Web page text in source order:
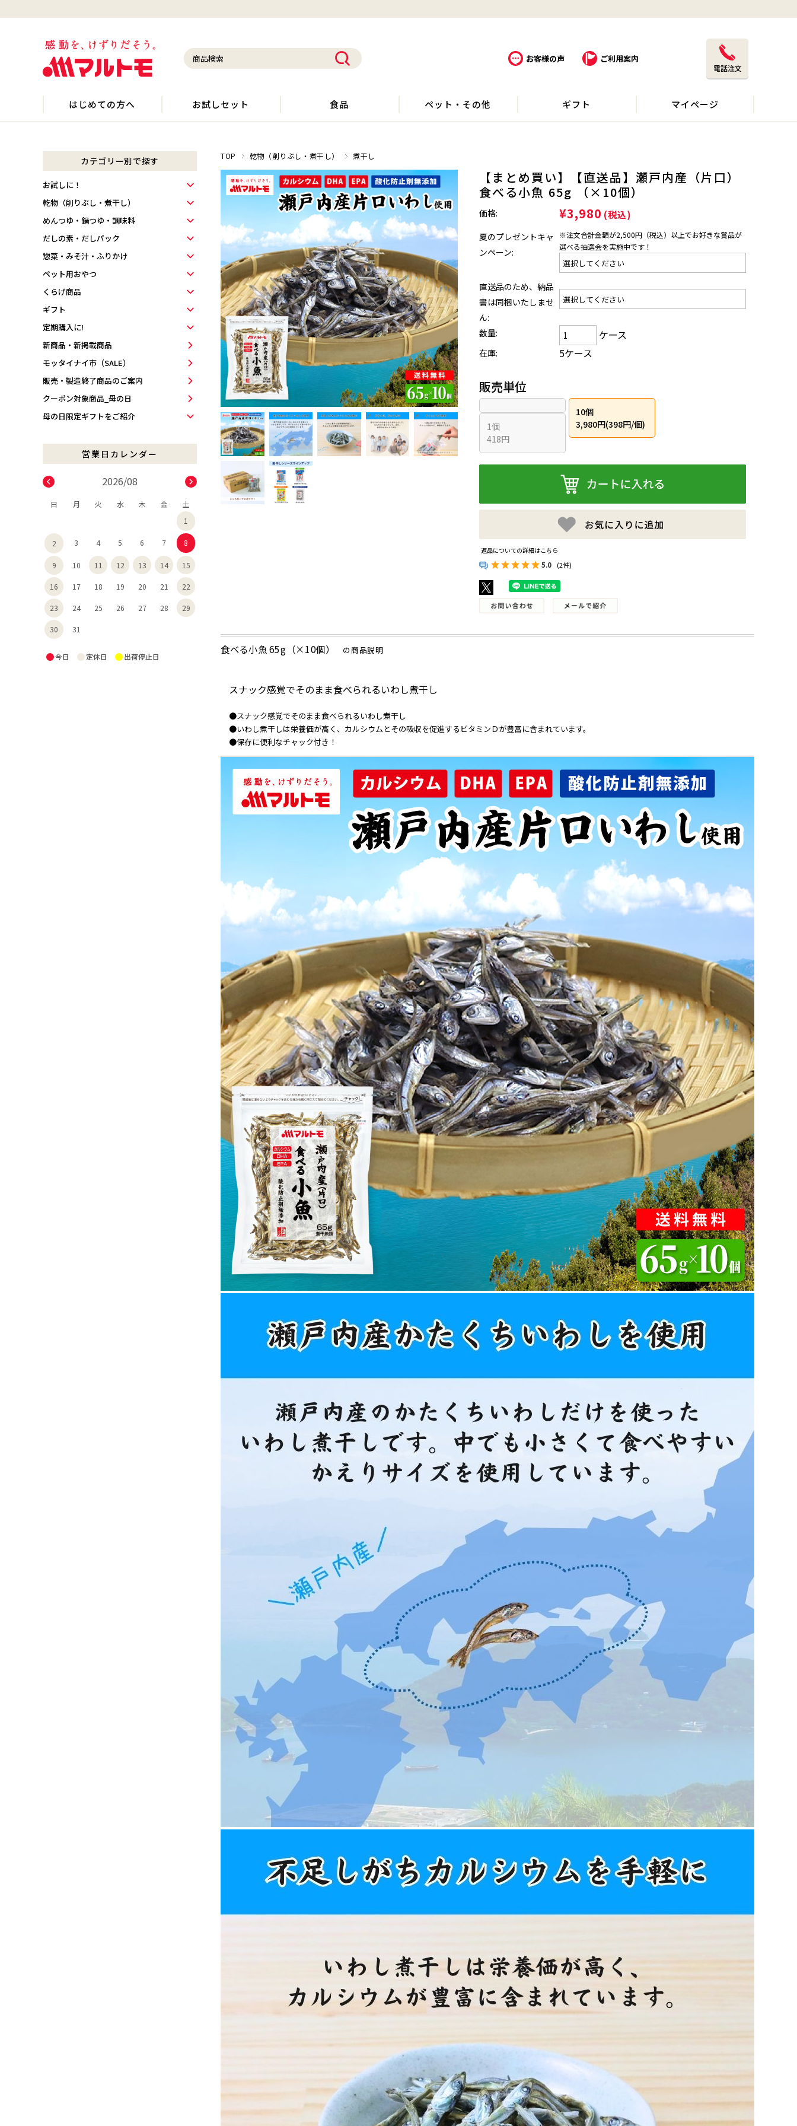
お客様の声 ご利用案内
電話注文
はじめての方へ お試しセット 食品 ペット・その他 ギフト マイページ
TOP 乾物（削りぶし・煮干し） 煮干し
【まとめ買い】【直送品】瀬戸内産（片口）
食べる小魚 65g （×10個）
価格: ¥3,980 (税込)
夏のプレゼントキャ
ンペーン:
※注文合計金額が2,500円（税込）以上でお好きな賞品が
選べる抽選会を実施中です！
直送品のため、納品
書は同梱いたしませ
ん:
数量:
ケース
在庫: 5ケース
販売単位
1個
418円
10個
3,980円(398円/個)
返品についての詳細はこちら
5.0 (2件)
食べる小魚 65g（×10個） の商品説明
スナック感覚でそのまま食べられるいわし煮干し
●スナック感覚でそのまま食べられるいわし煮干し
●いわし煮干しは栄養価が高く、カルシウムとその吸収を促進するビタミンＤが豊富に含まれています。
●保存に便利なチャック付き！
カテゴリー別で探す
お試しに！
乾物（削りぶし・煮干し）
めんつゆ・鍋つゆ・調味料
だしの素・だしパック
惣菜・みそ汁・ふりかけ
ペット用おやつ
くらげ商品
ギフト
定期購入に!
新商品・新掲載商品
モッタイナイ市（SALE）
販売・製造終了商品のご案内
クーポン対象商品_母の日
母の日限定ギフトをご紹介
2026/08
日 月 火 水 木 金
土
1
2 3 4 5 6 7 8
9 10 11 12 13 14 15
16 17 18 19 20 21 22
23 24 25 26 27 28 29
30 31
●今日 ●定休日 ●出荷停止日